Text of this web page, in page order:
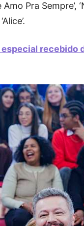
Pra Sempre’,
recebido